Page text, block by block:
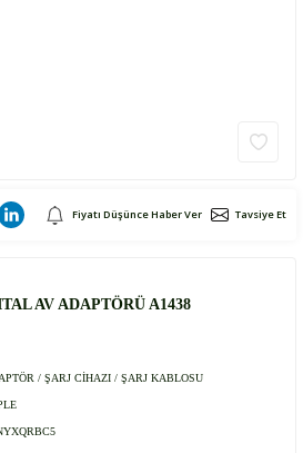
Fiyatı Düşünce Haber Ver Tavsiye Et
AV ADAPTÖRÜ A1438
/ ŞARJ CİHAZI / ŞARJ KABLOSU